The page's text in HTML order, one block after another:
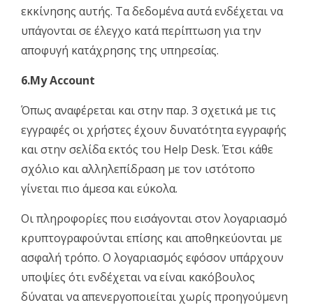
εκκίνησης αυτής. Τα δεδομένα αυτά ενδέχεται να
υπάγονται σε έλεγχο κατά περίπτωση για την
αποφυγή κατάχρησης της υπηρεσίας.
6.My Account
Όπως αναφέρεται και στην παρ. 3 σχετικά με τις
εγγραφές οι χρήστες έχουν δυνατότητα εγγραφής
και στην σελίδα εκτός του Help Desk. Έτσι κάθε
σχόλιο και αλληλεπίδραση με τον ιστότοπο
γίνεται πιο άμεσα και εύκολα.
Οι πληροφορίες που εισάγονται στον λογαριασμό
κρυπτογραφούνται επίσης και αποθηκεύονται με
ασφαλή τρόπο. Ο λογαριασμός εφόσον υπάρχουν
υποψίες ότι ενδέχεται να είναι κακόβουλος
δύναται να απενεργοποιείται χωρίς προηγούμενη